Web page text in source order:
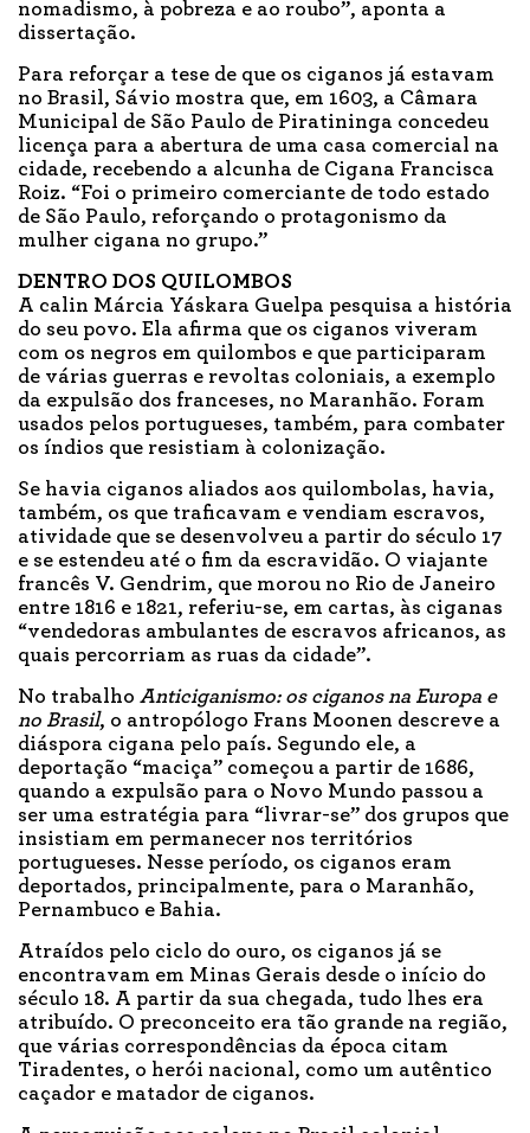
nomadismo, à pobreza e ao roubo”, aponta a
dissertação.
Para reforçar a tese de que os ciganos já estavam
no Brasil, Sávio mostra que, em 1603, a Câmara
Municipal de São Paulo de Piratininga concedeu
licença para a abertura de uma casa comercial na
cidade, recebendo a alcunha de Cigana Francisca
Roiz. “Foi o primeiro comerciante de todo estado
de São Paulo, reforçando o protagonismo da
mulher cigana no grupo.”
DENTRO DOS QUILOMBOS
A calin Márcia Yáskara Guelpa pesquisa a história
do seu povo. Ela afirma que os ciganos viveram
com os negros em quilombos e que participaram
de várias guerras e revoltas coloniais, a exemplo
da expulsão dos franceses, no Maranhão. Foram
usados pelos portugueses, também, para combater
os índios que resistiam à colonização.
Se havia ciganos aliados aos quilombolas, havia,
também, os que traficavam e vendiam escravos,
atividade que se desenvolveu a partir do século 17
e se estendeu até o fim da escravidão. O viajante
francês V. Gendrim, que morou no Rio de Janeiro
entre 1816 e 1821, referiu-se, em cartas, às ciganas
“vendedoras ambulantes de escravos africanos, as
quais percorriam as ruas da cidade”.
No trabalho Anticiganismo: os ciganos na Europa e
no Brasil, o antropólogo Frans Moonen descreve a
diáspora cigana pelo país. Segundo ele, a
deportação “maciça” começou a partir de 1686,
quando a expulsão para o Novo Mundo passou a
ser uma estratégia para “livrar-se” dos grupos que
insistiam em permanecer nos territórios
portugueses. Nesse período, os ciganos eram
deportados, principalmente, para o Maranhão,
Pernambuco e Bahia.
Atraídos pelo ciclo do ouro, os ciganos já se
encontravam em Minas Gerais desde o início do
século 18. A partir da sua chegada, tudo lhes era
atribuído. O preconceito era tão grande na região,
que várias correspondências da época citam
Tiradentes, o herói nacional, como um autêntico
caçador e matador de ciganos.